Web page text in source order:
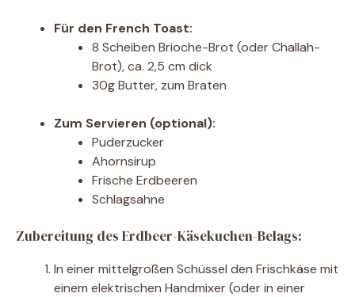
Für den French Toast:
8 Scheiben Brioche-Brot (oder Challah-
Brot), ca. 2,5 cm dick
30g Butter, zum Braten
Zum Servieren (optional):
Puderzucker
Ahornsirup
Frische Erdbeeren
Schlagsahne
Zubereitung des Erdbeer-Käsekuchen-Belags:
In einer mittelgroßen Schüssel den Frischkäse mit
einem elektrischen Handmixer (oder in einer